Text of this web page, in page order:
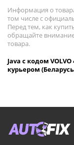
Информация о
том числе с
Перед тем, как
обращайте
товара.
Java с кодом
курьером